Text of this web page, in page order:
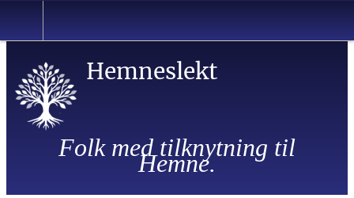
Hemneslekt
Folk med tilknytning til
Hemne.